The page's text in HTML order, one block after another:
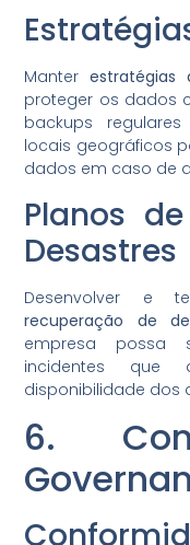
Manterestratégias
proteger os dados
backups
locais geográficos
dados em caso de
Planos
Desastres
Desenvolver e
recuperação de
empresa possa
incidentes
disponibilidade dos
6.